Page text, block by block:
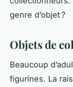
genre d’objet ?
Objets de
Beaucoup
figurines. La